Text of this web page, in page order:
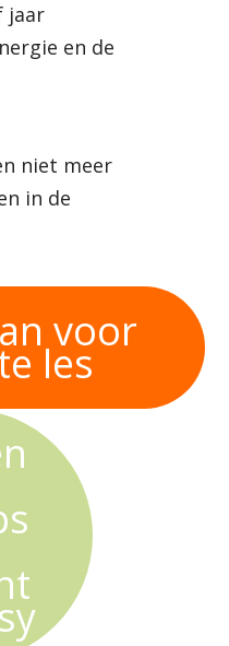
jaar
en de
niet meer
in de
voor
les